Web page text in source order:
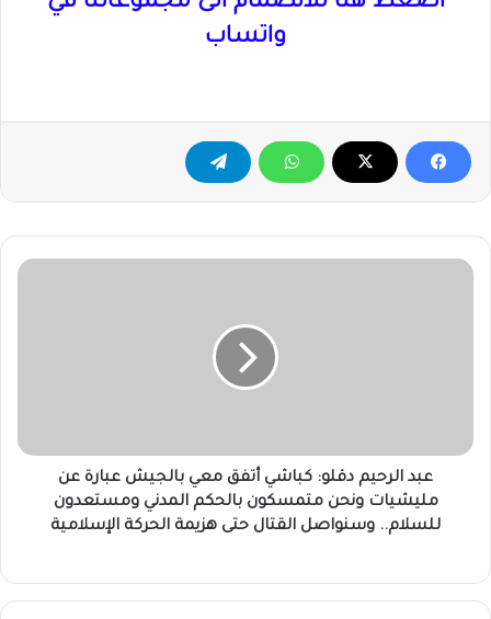
واتساب
عبد
عن
مليشيات
متمسكون
عبد الرحيم دقلو: كباشي أتفق معي بالجيش عبارة عن
مليشيات ونحن متمسكون بالحكم المدني ومستعدون
للسلام.. وسنواصل القتال حتى هزيمة الحركة الإسلامية